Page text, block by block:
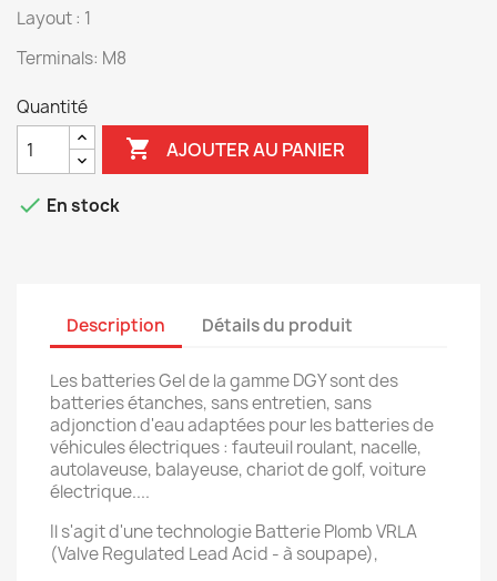
Layout : 1
Terminals: M8
Quantité
 AJOUTER AU PANIER
 En stock
Description Détails du produit
Les batteries Gel de la gamme DGY sont des
batteries étanches, sans entretien, sans
adjonction d'eau adaptées pour les batteries de
véhicules électriques : fauteuil roulant, nacelle,
autolaveuse, balayeuse, chariot de golf, voiture
électrique....
Il s'agit d'une technologie Batterie Plomb VRLA
(Valve Regulated Lead Acid - à soupape),